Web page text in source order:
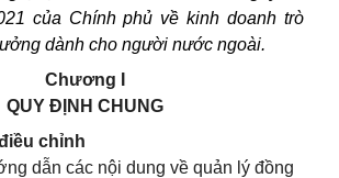
của Chính phủ về kinh doanh trò
dành cho người nước ngoài.
Chương I
QUY ĐỊNH CHUNG
chỉnh
dẫn các nội dung về quản lý đồng